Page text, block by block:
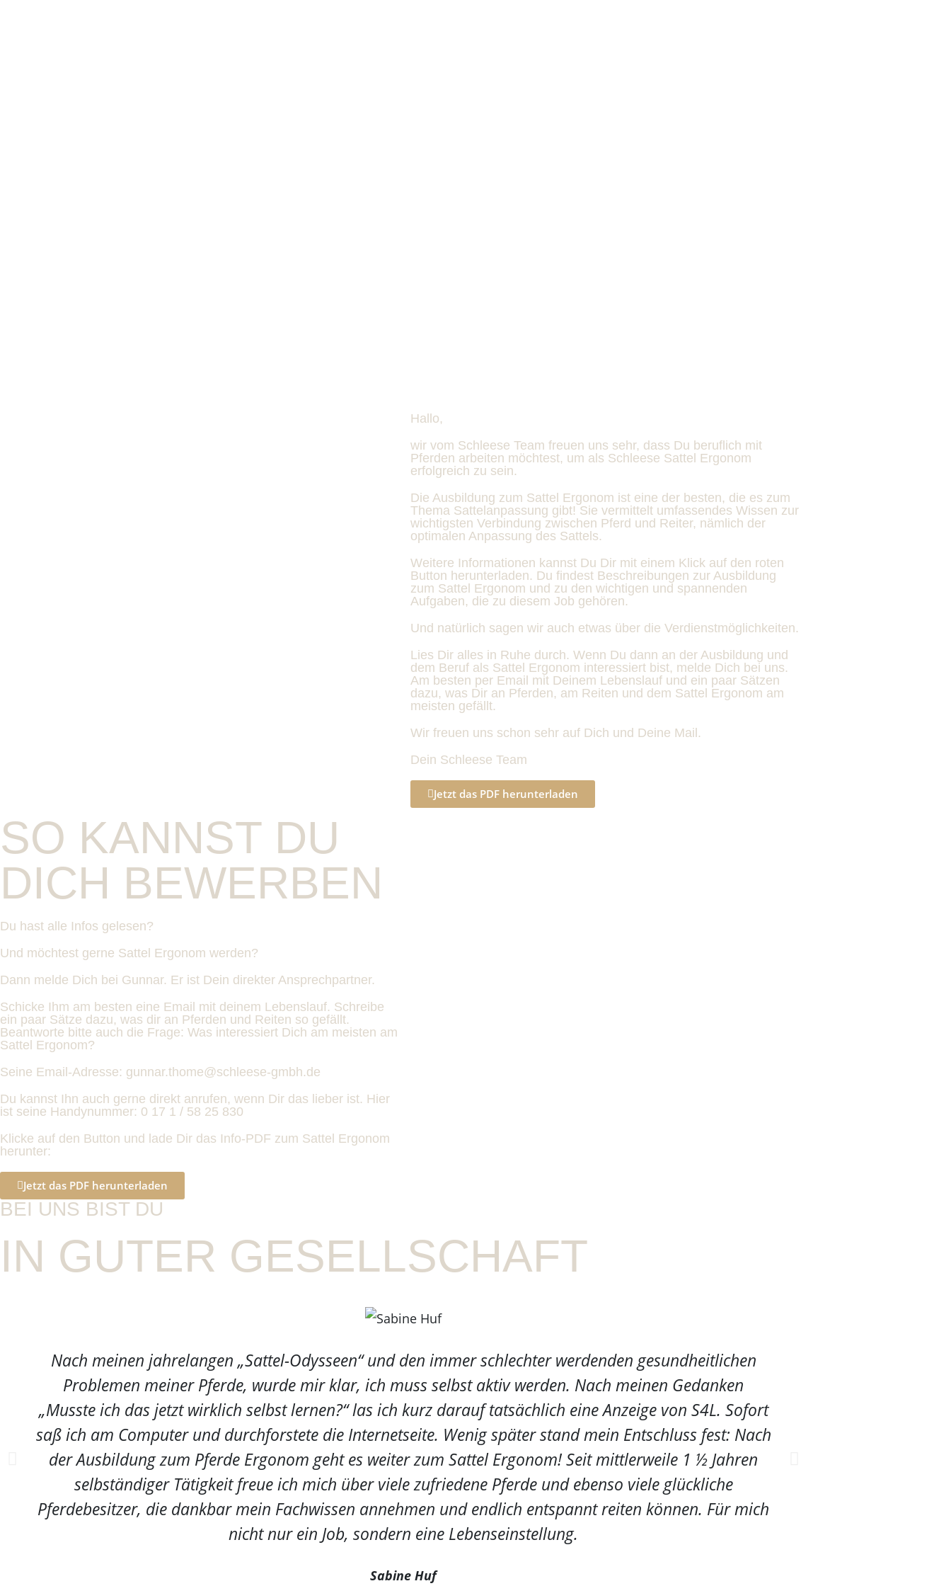
Hallo,
wir vom Schleese Team freuen uns sehr, dass Du beruflich mit
Pferden arbeiten möchtest, um als Schleese Sattel Ergonom
erfolgreich zu sein.
Die Ausbildung zum Sattel Ergonom ist eine der besten, die es zum
Thema Sattelanpassung gibt! Sie vermittelt umfassendes Wissen zur
wichtigsten Verbindung zwischen Pferd und Reiter, nämlich der
optimalen Anpassung des Sattels.
Weitere Informationen kannst Du Dir mit einem Klick auf den roten
Button herunterladen. Du findest Beschreibungen zur Ausbildung
zum Sattel Ergonom und zu den wichtigen und spannenden
Aufgaben, die zu diesem Job gehören.
Und natürlich sagen wir auch etwas über die Verdienstmöglichkeiten.
Lies Dir alles in Ruhe durch. Wenn Du dann an der Ausbildung und
dem Beruf als Sattel Ergonom interessiert bist, melde Dich bei uns.
Am besten per Email mit Deinem Lebenslauf und ein paar Sätzen
dazu, was Dir an Pferden, am Reiten und dem Sattel Ergonom am
meisten gefällt.
Wir freuen uns schon sehr auf Dich und Deine Mail.
Dein Schleese Team
Jetzt das PDF herunterladen
SO KANNST DU
DICH BEWERBEN
Du hast alle Infos gelesen?
Und möchtest gerne Sattel Ergonom werden?
Dann melde Dich bei Gunnar. Er ist Dein direkter Ansprechpartner.
Schicke Ihm am besten eine Email mit deinem Lebenslauf. Schreibe
ein paar Sätze dazu, was dir an Pferden und Reiten so gefällt.
Beantworte bitte auch die Frage: Was interessiert Dich am meisten am
Sattel Ergonom?
Seine Email-Adresse: gunnar.thome@schleese-gmbh.de
Du kannst Ihn auch gerne direkt anrufen, wenn Dir das lieber ist. Hier
ist seine Handynummer: 0 17 1 / 58 25 830
Klicke auf den Button und lade Dir das Info-PDF zum Sattel Ergonom
herunter:
Jetzt das PDF herunterladen
BEI UNS BIST DU
IN GUTER GESELLSCHAFT
Nach meinen jahrelangen „Sattel-Odysseen“ und den immer schlechter werdenden gesundheitlichen
Problemen meiner Pferde, wurde mir klar, ich muss selbst aktiv werden. Nach meinen Gedanken
„Musste ich das jetzt wirklich selbst lernen?“ las ich kurz darauf tatsächlich eine Anzeige von S4L. Sofort
saß ich am Computer und durchforstete die Internetseite. Wenig später stand mein Entschluss fest: Nach
der Ausbildung zum Pferde Ergonom geht es weiter zum Sattel Ergonom! Seit mittlerweile 1 ½ Jahren
selbständiger Tätigkeit freue ich mich über viele zufriedene Pferde und ebenso viele glückliche
Pferdebesitzer, die dankbar mein Fachwissen annehmen und endlich entspannt reiten können. Für mich
nicht nur ein Job, sondern eine Lebenseinstellung.
Sabine Huf